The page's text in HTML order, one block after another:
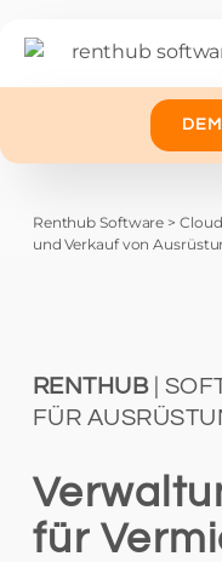
Renthub Software >
und Verkauf von
RENTHUB|
FÜR
für